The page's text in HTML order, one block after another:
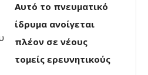
Αυτό το πνευματικό
ίδρυμα ανοίγεται
πλέον σε νέους
τομείς ερευνητικούς